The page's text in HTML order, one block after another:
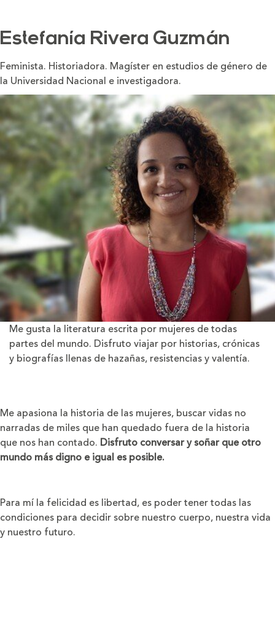
Estefanía Rivera Guzmán
Feminista. Historiadora. Magíster en estudios de género de
la Universidad Nacional e investigadora.
Me gusta la literatura escrita por mujeres de todas
partes del mundo. Disfruto viajar por historias, crónicas
y biografías llenas de hazañas, resistencias y valentía.
Me apasiona la historia de las mujeres, buscar vidas no
narradas de miles que han quedado fuera de la historia
que nos han contado. Disfruto conversar y soñar que otro
mundo más digno e igual es posible.
Para mí la felicidad es libertad, es poder tener todas las
condiciones para decidir sobre nuestro cuerpo, nuestra vida
y nuestro futuro.